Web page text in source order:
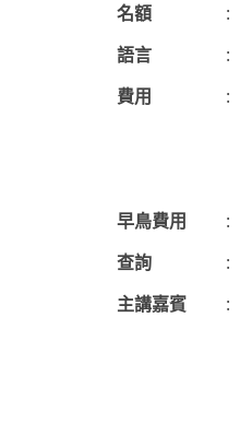
名額
:
語言
:
費用
:
早鳥費用
:
查詢
:
主講嘉賓
: